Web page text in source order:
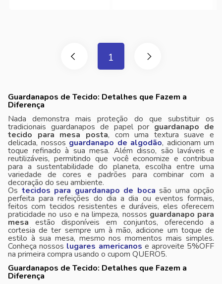
1
Guardanapos de Tecido: Detalhes que Fazem a
Diferença
Nada demonstra mais proteção do que substituir os
tradicionais guardanapos de papel por guardanapo de
tecido para mesa posta, com uma textura suave e
delicada, nossos guardanapo de algodão, adicionam um
toque refinado à sua mesa. Além disso, são laváveis ​​e
reutilizáveis, permitindo que você economize e contribua
para a sustentabilidade do planeta, escolha entre uma
variedade de cores e padrões para combinar com a
decoração do seu ambiente.
Os tecidos para guardanapo de boca são uma opção
perfeita para refeições do dia a dia ou eventos formais,
feitos com tecidos resistentes e duráveis, eles oferecem
praticidade no uso e na limpeza, nossos guardanapo para
mesa estão disponíveis em conjuntos, oferecendo a
cortesia de ter sempre um à mão, adicione um toque de
estilo à sua mesa, mesmo nos momentos mais simples.
Conheça nossos lugares americanos e aproveite 5%OFF
na primeira compra usando o cupom QUERO5.
Guardanapos de Tecido: Detalhes que Fazem a
Diferença